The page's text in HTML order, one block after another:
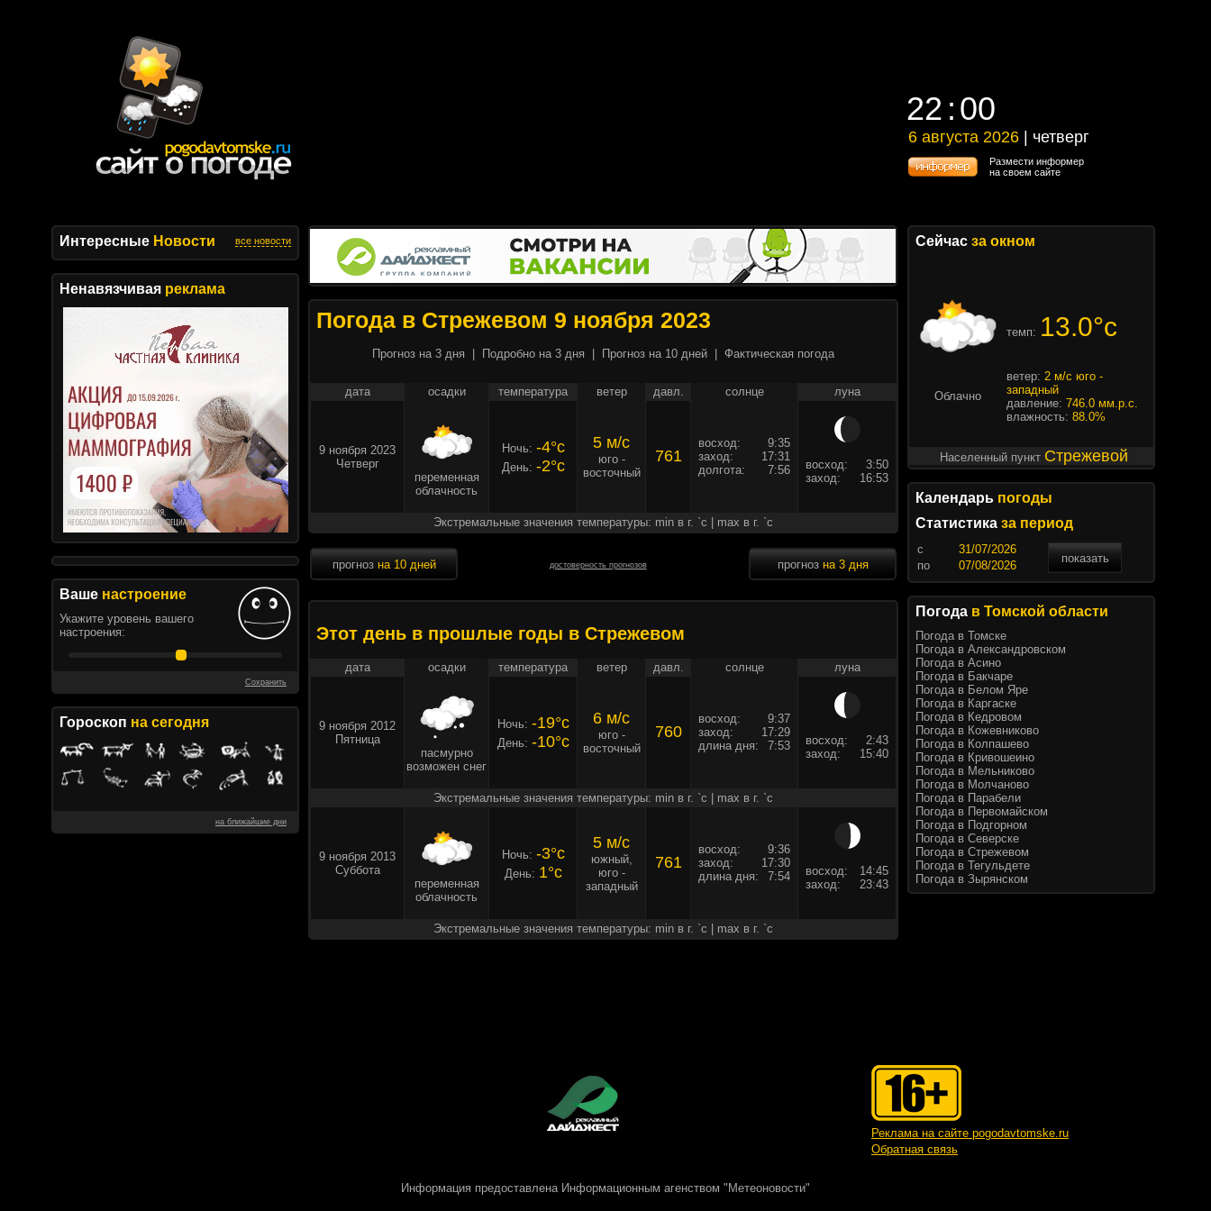
22 00
22 00
6 августа 2026 | четверг
6 августа 2026 | четверг
Размести информер
на своем сайте
Интересные Новости все новости
Ненавязчивая реклама
Ваше настроение
Укажите уровень вашего
настроения:
Сохранить
Гороскоп на сегодня
на ближайшие дни
Погода в Стрежевом 9 ноября 2023
Прогноз на 3 дня Подробно на 3 дня Прогноз на 10 дней Фактическая погода
дата осадки температура ветер давл. солнце луна
9 ноября 2023
Четверг
переменная
облачность
Ночь: -4°c
День: -2°c
5 м/c
юго -
восточный
761
восход:
9:35
заход:
17:31
долгота:
7:56 восход:
3:50
заход:
16:53
Экстремальные значения температуры: min в г. `c | max в г. `c
прогноз на 10 дней достоверность прогнозов прогноз на 3 дня
Этот день в прошлые годы в Стрежевом
дата осадки температура ветер давл. солнце луна
9 ноября 2012
Пятница
пасмурно
возможен снег
Ночь: -19°c
День: -10°c
6 м/c
юго -
восточный
760
восход:
9:37
заход:
17:29
длина дня:
7:53 восход:
2:43
заход:
15:40
Экстремальные значения температуры: min в г. `c | max в г. `c
9 ноября 2013
Суббота
переменная
облачность
Ночь: -3°c
День: 1°c
5 м/c
южный,
юго -
западный
761
восход:
9:36
заход:
17:30
длина дня:
7:54 восход:
14:45
заход:
23:43
Экстремальные значения температуры: min в г. `c | max в г. `c
Сейчас за окном
темп: 13.0°c
Облачно
ветер: 2 м/с юго -
западный
давление: 746.0 мм.р.с.
влажность: 88.0%
Населенный пункт Стрежевой
Календарь погоды
Статистика за период
c
показать
по
Погода в Томской области
Погода в Томске
Погода в Александровском
Погода в Асино
Погода в Бакчаре
Погода в Белом Яре
Погода в Каргаске
Погода в Кедровом
Погода в Кожевниково
Погода в Колпашево
Погода в Кривошеино
Погода в Мельниково
Погода в Молчаново
Погода в Парабели
Погода в Первомайском
Погода в Подгорном
Погода в Северске
Погода в Стрежевом
Погода в Тегульдете
Погода в Зырянском
Реклама на сайте pogodavtomske.ru
Обратная связь
Информация предоставлена Информационным агенством "Метеоновости"